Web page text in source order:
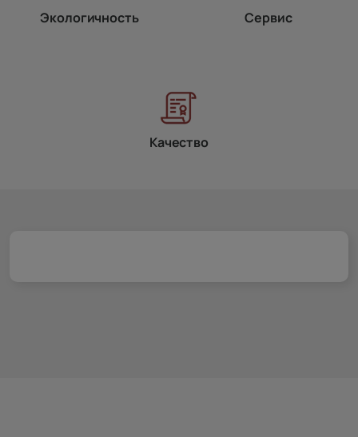
Экологичность Сервис
Качество